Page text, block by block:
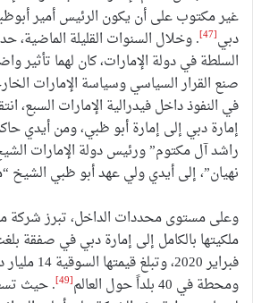
غير مكتوب على أن يكون الرئيس أمير
دبي[47]
. وخلال السنوات القليلة
السلطة في دولة الإمارات، كان لهما تأثير
صنع القرار السياسي وسياسة الإمارات
في النفوذ داخل فيدرالية الإمارات السبع،
إمارة دبي إلى إمارة أبو ظبي، ومن أيدي
راشد آل مكتوم” ورئيس دولة الإمارات
نهيان”، إلى أيدي ولي عهد أبو ظبي الشيخ
وعلى مستوى محددات الداخل، تبرز شركة
ومحطة في 40 بلداً حول العالم
[49]
. حيث